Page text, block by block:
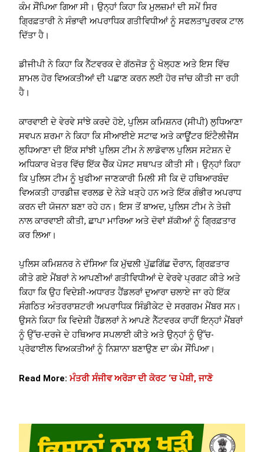
ਕੰਮ ਸੌਂਪਿਆ ਗਿਆ ਸੀ। ਉਨ੍ਹਾਂ ਕਿਹਾ ਕਿ ਮੁਲਜ਼ਮਾਂ ਦੀ ਸਮੇਂ ਸਿਰ
ਗ੍ਰਿਫ਼ਤਾਰੀ ਨੇ ਸੰਭਾਵੀ ਅਪਰਾਧਿਕ ਗਤੀਵਿਧੀਆਂ ਨੂੰ ਸਫਲਤਾਪੂਰਵਕ ਟਾਲ
ਦਿੱਤਾ ਹੈ।
ਡੀਜੀਪੀ ਨੇ ਕਿਹਾ ਕਿ ਨੈੱਟਵਰਕ ਦੇ ਗੱਠਜੋੜ ਨੂੰ ਖੋਲ੍ਹਣ ਅਤੇ ਇਸ ਵਿੱਚ
ਸ਼ਾਮਲ ਹੋਰ ਵਿਅਕਤੀਆਂ ਦੀ ਪਛਾਣ ਕਰਨ ਲਈ ਹੋਰ ਜਾਂਚ ਕੀਤੀ ਜਾ ਰਹੀ
ਹੈ।
ਕਾਰਵਾਈ ਦੇ ਵੇਰਵੇ ਸਾਂਝੇ ਕਰਦੇ ਹੋਏ, ਪੁਲਿਸ ਕਮਿਸ਼ਨਰ (ਸੀਪੀ) ਲੁਧਿਆਣਾ
ਸਵਪਨ ਸ਼ਰਮਾ ਨੇ ਕਿਹਾ ਕਿ ਸੀਆਈਏ ਸਟਾਫ ਅਤੇ ਕਾਊਂਟਰ ਇੰਟੈਲੀਜੈਂਸ
ਲੁਧਿਆਣਾ ਦੀ ਇੱਕ ਸਾਂਝੀ ਪੁਲਿਸ ਟੀਮ ਨੇ ਲਾਡੋਵਾਲ ਪੁਲਿਸ ਸਟੇਸ਼ਨ ਦੇ
ਅਧਿਕਾਰ ਖੇਤਰ ਵਿੱਚ ਇੱਕ ਚੈੱਕ ਪੋਸਟ ਸਥਾਪਤ ਕੀਤੀ ਸੀ। ਉਨ੍ਹਾਂ ਕਿਹਾ
ਕਿ ਪੁਲਿਸ ਟੀਮ ਨੂੰ ਖੁਫੀਆ ਜਾਣਕਾਰੀ ਮਿਲੀ ਸੀ ਕਿ ਦੋ ਹਥਿਆਰਬੰਦ
ਵਿਅਕਤੀ ਹਾਰਡੀਜ਼ ਵਰਲਡ ਦੇ ਨੇੜੇ ਖੜ੍ਹੇ ਹਨ ਅਤੇ ਇੱਕ ਗੰਭੀਰ ਅਪਰਾਧ
ਕਰਨ ਦੀ ਯੋਜਨਾ ਬਣਾ ਰਹੇ ਹਨ। ਇਸ ਤੋਂ ਬਾਅਦ, ਪੁਲਿਸ ਟੀਮ ਨੇ ਤੇਜ਼ੀ
ਨਾਲ ਕਾਰਵਾਈ ਕੀਤੀ, ਛਾਪਾ ਮਾਰਿਆ ਅਤੇ ਦੋਵਾਂ ਸ਼ੱਕੀਆਂ ਨੂੰ ਗ੍ਰਿਫ਼ਤਾਰ
ਕਰ ਲਿਆ।
ਪੁਲਿਸ ਕਮਿਸ਼ਨਰ ਨੇ ਦੱਸਿਆ ਕਿ ਮੁੱਢਲੀ ਪੁੱਛਗਿੱਛ ਦੌਰਾਨ, ਗ੍ਰਿਫ਼ਤਾਰ
ਕੀਤੇ ਗਏ ਮੈਂਬਰਾਂ ਨੇ ਆਪਣੀਆਂ ਗਤੀਵਿਧੀਆਂ ਦੇ ਵੇਰਵੇ ਪ੍ਰਗਟ ਕੀਤੇ ਅਤੇ
ਕਿਹਾ ਕਿ ਉਹ ਵਿਦੇਸ਼ੀ-ਅਧਾਰਤ ਹੈਂਡਲਰਾਂ ਦੁਆਰਾ ਚਲਾਏ ਜਾ ਰਹੇ ਇੱਕ
ਸੰਗਠਿਤ ਅੰਤਰਰਾਸ਼ਟਰੀ ਅਪਰਾਧਿਕ ਸਿੰਡੀਕੇਟ ਦੇ ਸਰਗਰਮ ਮੈਂਬਰ ਸਨ।
ਉਸਨੇ ਕਿਹਾ ਕਿ ਵਿਦੇਸ਼ੀ ਹੈਂਡਲਰਾਂ ਨੇ ਆਪਣੇ ਨੈੱਟਵਰਕ ਰਾਹੀਂ ਇਨ੍ਹਾਂ ਮੈਂਬਰਾਂ
ਨੂੰ ਉੱਚ-ਦਰਜੇ ਦੇ ਹਥਿਆਰ ਸਪਲਾਈ ਕੀਤੇ ਅਤੇ ਉਨ੍ਹਾਂ ਨੂੰ ਉੱਚ-
ਪ੍ਰੋਫਾਈਲ ਵਿਅਕਤੀਆਂ ਨੂੰ ਨਿਸ਼ਾਨਾ ਬਣਾਉਣ ਦਾ ਕੰਮ ਸੌਂਪਿਆ।
Read More:ਮੰਤਰੀ ਸੰਜੀਵ ਅਰੋੜਾ ਦੀ ਕੋਰਟ ‘ਚ ਪੇਸ਼ੀ, ਜਾਣੋ